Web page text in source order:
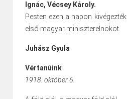
Ignác, Vécsey Károly.
Pesten ezen a napon kivégezték
első magyar miniszterelnököt.
Juhász Gyula
Vértanúink
1918. október 6.